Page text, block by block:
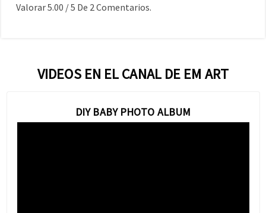
Valorar5.00 /5 De 2 Comentarios.
VIDEOS EN EL CANAL DE EM ART
DIY BABY PHOTO ALBUM